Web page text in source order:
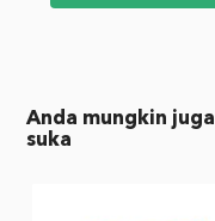
Anda mungkin juga
suka